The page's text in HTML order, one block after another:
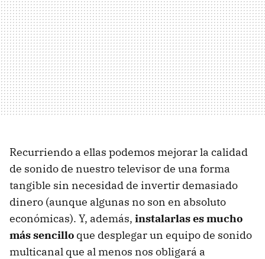
Recurriendo a ellas podemos mejorar la calidad
de sonido de nuestro televisor de una forma
tangible sin necesidad de invertir demasiado
dinero (aunque algunas no son en absoluto
económicas). Y, además, instalarlas es mucho
más sencillo que desplegar un equipo de sonido
multicanal que al menos nos obligará a